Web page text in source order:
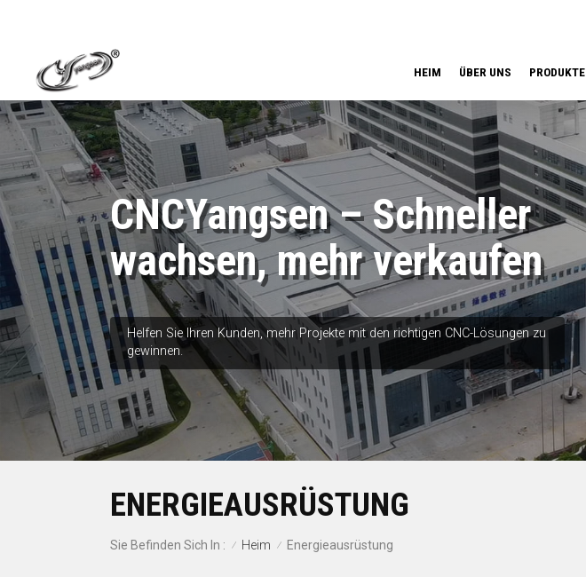
HEIM ÜBER UNS PRODUKTE
CNCYangsen – Schneller
wachsen, mehr verkaufen
Helfen Sie Ihren Kunden, mehr Projekte mit den richtigen CNC-Lösungen zu
gewinnen.
ENERGIEAUSRÜSTUNG
Sie Befinden Sich In : / Heim / Energieausrüstung